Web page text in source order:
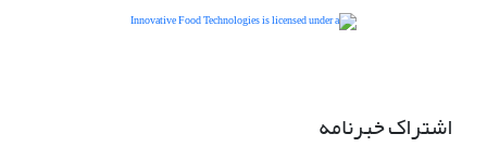
اشتراک خبرنامه